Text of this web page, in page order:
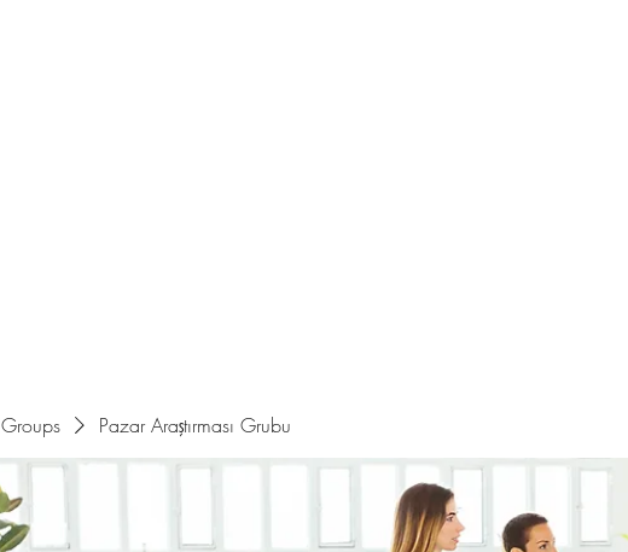
Groups Pazar Araştırması Grubu